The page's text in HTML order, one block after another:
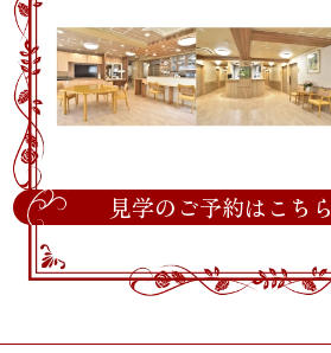
見学のご予約はこちら